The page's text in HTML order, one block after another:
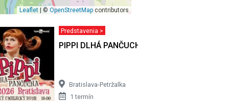
Leaflet | ©OpenStreetMap contributors
Predstavenia >
PIPPI DLHÁ PANČUCHA - Bratislava
Bratislava-Petržalka
1 termín